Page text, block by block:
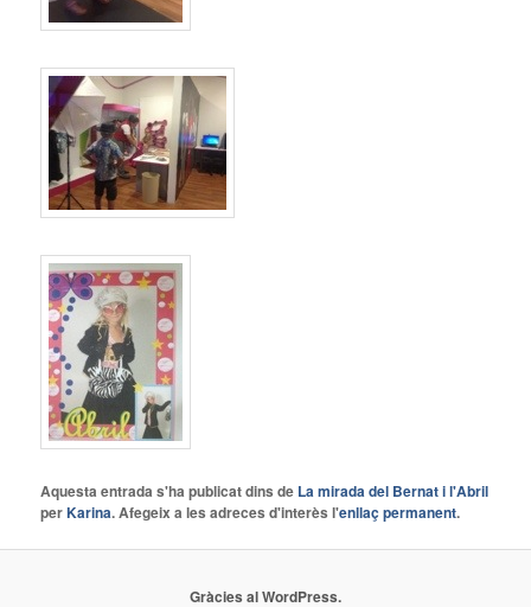
Aquesta entrada s'ha publicat dins de La mirada del Bernat i l'Abril
perKarina. Afegeix a les adreces d'interès l'enllaç permanent.
Gràcies al WordPress.